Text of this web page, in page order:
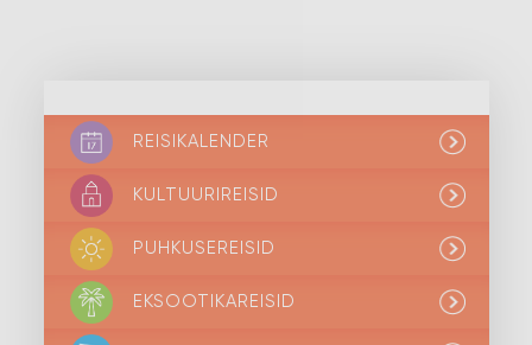
REISIKALENDER
KULTUURIREISID
PUHKUSEREISID
EKSOOTIKAREISID